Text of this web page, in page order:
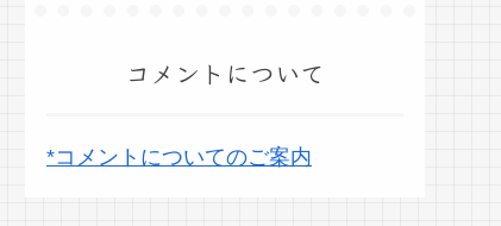
コメントについて
*コメントについてのご案内